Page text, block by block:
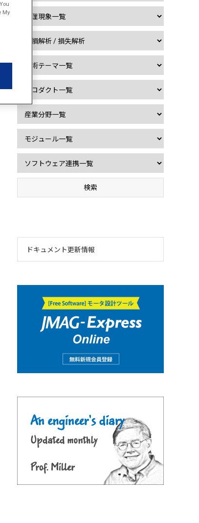
ドキュメント更新情報
My